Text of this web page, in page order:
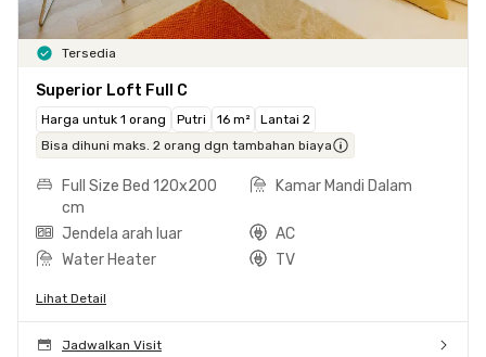
Tersedia
Superior Loft Full C
Harga untuk 1 orang Putri 16 m²
Lantai 2
Bisa dihuni maks. 2 orang dgn tambahan biaya
Full Size Bed 120x200
cm
Kamar Mandi Dalam
Jendela arah luar
AC
Water Heater
TV
Lihat Detail
Jadwalkan Visit